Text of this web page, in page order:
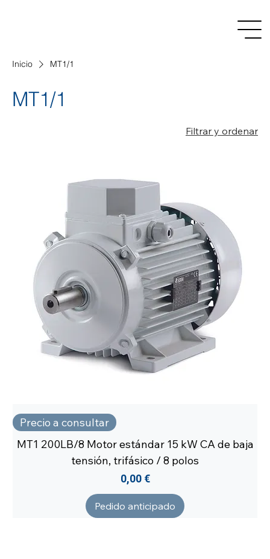
Inicio MT1/1
MT1/1
Filtrar y ordenar
Precio a consultar
MT1 200LB/8 Motor estándar 15 kW CA de baja
tensión, trifásico / 8 polos
Precio
0,00 €
Pedido anticipado